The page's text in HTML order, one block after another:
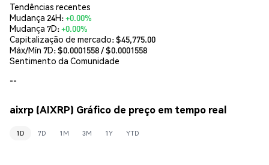
Tendências recentes
Mudança 24H:+0.00%
Mudança 7D:+0.00%
Capitalização de mercado:$45,775.00
Máx/Mín 7D: $0.0001558/ $0.0001558
Sentimento da Comunidade
--
aixrp (AIXRP) Gráfico de preço em tempo real
1D 7D 1M 3M 1Y YTD